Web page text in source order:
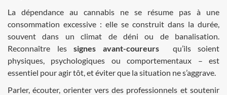
La dépendance au cannabis ne se résume pas à une
consommation excessive : elle se construit dans la durée,
souvent dans un climat de déni ou de banalisation.
Reconnaître les signes avant-coureursqu’ils soient
physiques, psychologiques ou comportementaux – est
essentiel pour agir tôt, et éviter que la situation ne s’aggrave.
Parler, écouter, orienter vers des professionnels et soutenir